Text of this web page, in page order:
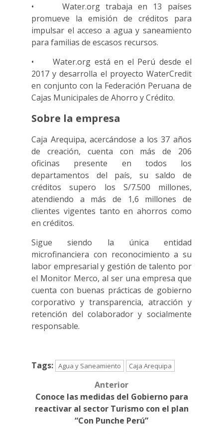
• Water.org trabaja en 13 países
promueve la emisión de créditos para
impulsar el acceso a agua y saneamiento
para familias de escasos recursos.
• Water.org está en el Perú desde el
2017 y desarrolla el proyecto WaterCredit
en conjunto con la Federación Peruana de
Cajas Municipales de Ahorro y Crédito.
Sobre la empresa
Caja Arequipa, acercándose a los 37 años
de creación, cuenta con más de 206
oficinas presente en todos los
departamentos del país, su saldo de
créditos supero los S/7.500 millones,
atendiendo a más de 1,6 millones de
clientes vigentes tanto en ahorros como
en créditos.
Sigue siendo la única entidad
microfinanciera con reconocimiento a su
labor empresarial y gestión de talento por
el Monitor Merco, al ser una empresa que
cuenta con buenas prácticas de gobierno
corporativo y transparencia, atracción y
retención del colaborador y socialmente
responsable.
Tags: Agua y Saneamiento Caja Arequipa
navigation
Anterior
Conoce las medidas del Gobierno para
reactivar al sector Turismo con el plan
“Con Punche Perú”